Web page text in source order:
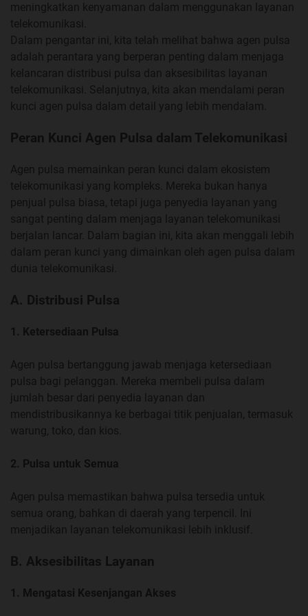
meningkatkan kenyamanan dalam menggunakan layanan
telekomunikasi.
Dalam pengantar ini, kita telah melihat bahwa agen pulsa
adalah perantara yang berperan penting dalam menjaga
kelancaran distribusi pulsa dan aksesibilitas layanan
telekomunikasi. Selanjutnya, kita akan mendalami peran
kunci agen pulsa dalam detail yang lebih mendalam.
Peran Kunci Agen Pulsa dalam Telekomunikasi
Agen pulsa memainkan peran kunci dalam ekosistem
telekomunikasi yang kompleks. Mereka bukan hanya
penjual pulsa biasa, tetapi juga penyedia layanan yang
sangat penting dalam menjaga layanan telekomunikasi
berjalan lancar. Dalam bagian ini, kita akan menggali lebih
dalam peran kunci yang dimainkan oleh agen pulsa dalam
dunia telekomunikasi.
A. Distribusi Pulsa
1. Ketersediaan Pulsa
Agen pulsa bertanggung jawab menjaga ketersediaan
pulsa bagi pelanggan. Mereka membeli pulsa dalam
jumlah besar dari penyedia layanan dan
mendistribusikannya ke berbagai titik penjualan, termasuk
warung, toko, dan kios.
2. Pulsa untuk Semua
Agen pulsa memastikan bahwa pulsa tersedia untuk
semua orang, bahkan di daerah yang terpencil. Ini
menjadikan layanan telekomunikasi lebih inklusif.
B. Aksesibilitas Layanan
1. Mengatasi Kesenjangan Akses